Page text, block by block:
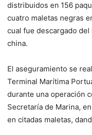
distribuidos en 156
cuatro maletas negras
cual fue descargado del
china.
El aseguramiento se
Terminal Marítima
durante una operación
Secretaría de Marina,
en citadas maletas,